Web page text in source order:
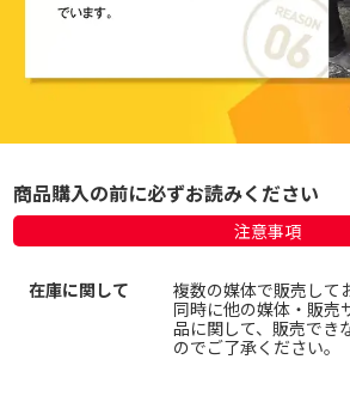
商品購入の前に必ずお読みください
注意事項
在庫に関して
複数の媒体で販売して
同時に他の媒体・販売
品に関して、販売でき
のでご了承ください。